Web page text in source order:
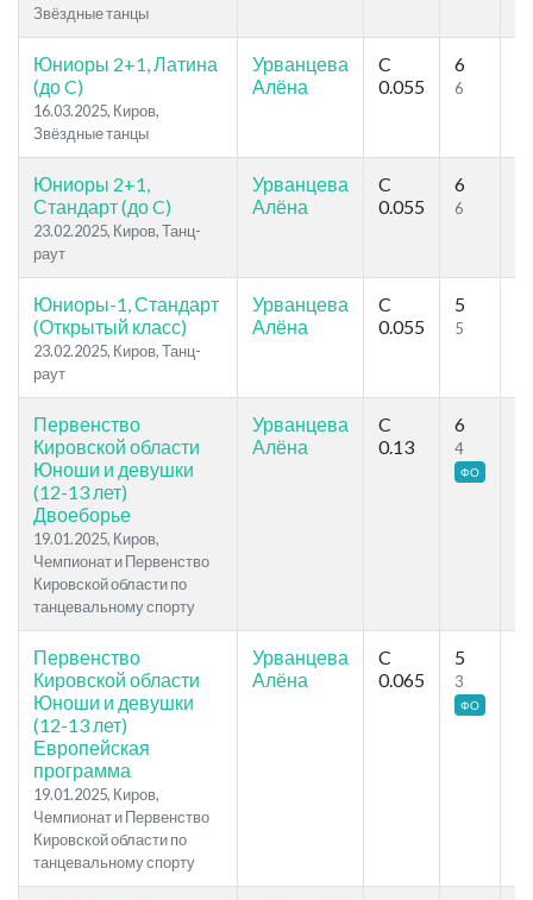
Звёздные танцы
Юниоры 2+1, Латина
(до C)
16.03.2025, Киров,
Звёздные танцы
Урванцева
Алёна
C
0.055
6
6
Юниоры 2+1,
Стандарт (до C)
23.02.2025, Киров, Танц-
раут
Урванцева
Алёна
C
0.055
6
6
Юниоры-1, Стандарт
(Открытый класс)
23.02.2025, Киров, Танц-
раут
Урванцева
Алёна
C
0.055
5
5
Первенство
Кировской области
Юноши и девушки
(12-13 лет)
Двоеборье
19.01.2025, Киров,
Чемпионат и Первенство
Кировской области по
танцевальному спорту
Урванцева
Алёна
C
0.13
6
4
ФО
Первенство
Кировской области
Юноши и девушки
(12-13 лет)
Европейская
программа
19.01.2025, Киров,
Чемпионат и Первенство
Кировской области по
танцевальному спорту
Урванцева
Алёна
C
0.065
5
3
ФО